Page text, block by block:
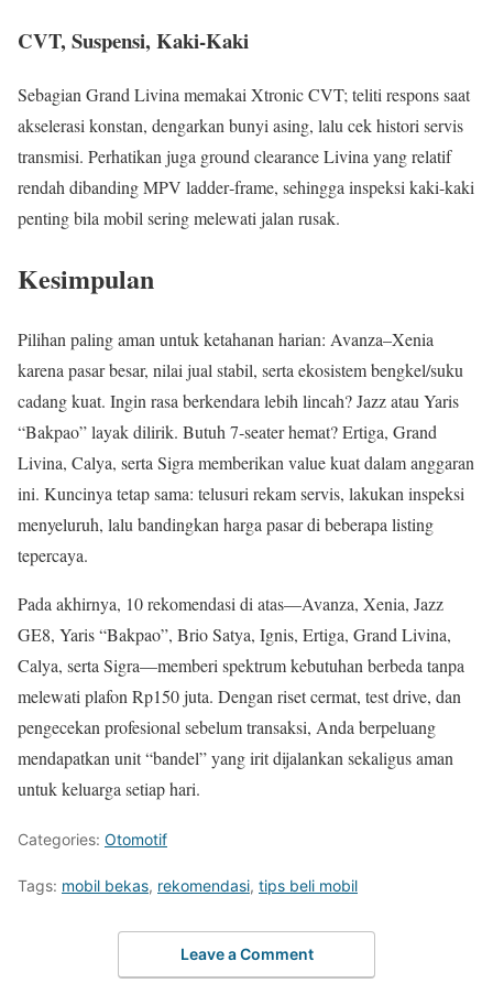
CVT, Suspensi, Kaki-Kaki
Sebagian Grand Livina memakai Xtronic CVT; teliti respons saat
akselerasi konstan, dengarkan bunyi asing, lalu cek histori servis
transmisi. Perhatikan juga ground clearance Livina yang relatif
rendah dibanding MPV ladder‑frame, sehingga inspeksi kaki-kaki
penting bila mobil sering melewati jalan rusak.
Kesimpulan
Pilihan paling aman untuk ketahanan harian: Avanza–Xenia
karena pasar besar, nilai jual stabil, serta ekosistem bengkel/suku
cadang kuat. Ingin rasa berkendara lebih lincah? Jazz atau Yaris
“Bakpao” layak dilirik. Butuh 7‑seater hemat? Ertiga, Grand
Livina, Calya, serta Sigra memberikan value kuat dalam anggaran
ini. Kuncinya tetap sama: telusuri rekam servis, lakukan inspeksi
menyeluruh, lalu bandingkan harga pasar di beberapa listing
tepercaya.
Pada akhirnya, 10 rekomendasi di atas—Avanza, Xenia, Jazz
GE8, Yaris “Bakpao”, Brio Satya, Ignis, Ertiga, Grand Livina,
Calya, serta Sigra—memberi spektrum kebutuhan berbeda tanpa
melewati plafon Rp150 juta. Dengan riset cermat, test drive, dan
pengecekan profesional sebelum transaksi, Anda berpeluang
mendapatkan unit “bandel” yang irit dijalankan sekaligus aman
untuk keluarga setiap hari.
Categories: Otomotif
Tags: mobil bekas, rekomendasi, tips beli mobil
Leave a Comment